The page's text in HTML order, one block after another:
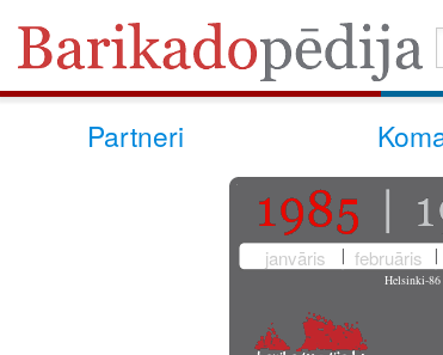
Partneri
janvāris februāris
Helsinki-86